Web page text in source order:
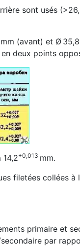
sont usés
(avant) et Ø
deux points
+0,013 mm.
filetées collées à
primaire et
par